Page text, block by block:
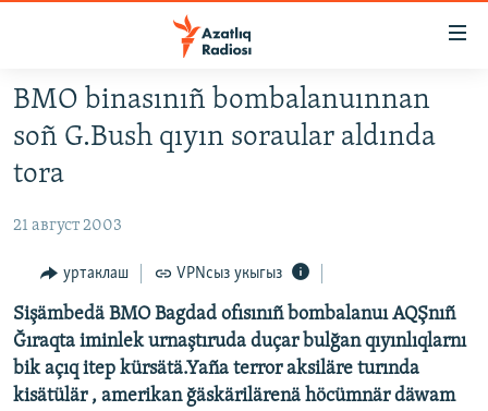
төп
эчтәлек
төп
меню
КЫРЫМ
ТАТАР-БАШКОРТ ДӨНЬЯСЫ
СУГЫШ
БЕЗНЕ ТОМАЛАДЫЛАР
ШӘЛКЕМНӘР
BMO binasınıñ bombalanuınnan
soñ G.Bush qıyın soraular aldında
tora
21 август 2003
уртаклаш VPNсыз укыгыз
Sişämbedä BMO Bagdad ofısınıñ bombalanuı AQŞnıñ
Ğıraqta iminlek urnaştıruda duçar bulğan qıyınlıqlarnı
bik açıq itep kürsätä.Yaña terror aksiläre turında
kisätülär , amerikan ğäskärilärenä höcümnär däwam